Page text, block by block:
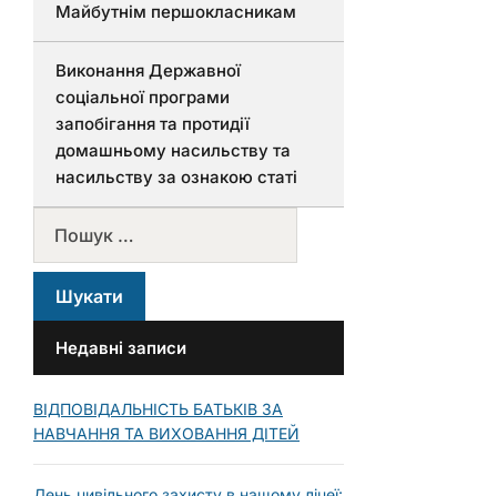
Майбутнім першокласникам
Виконання Державної
соціальної програми
запобігання та протидії
домашньому насильству та
насильству за ознакою статі
Недавні записи
ВІДПОВІДАЛЬНІСТЬ БАТЬКІВ ЗА
НАВЧАННЯ ТА ВИХОВАННЯ ДІТЕЙ